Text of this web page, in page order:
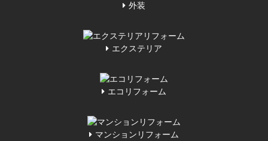
外装
エクステリア
エコリフォーム
マンションリフォーム